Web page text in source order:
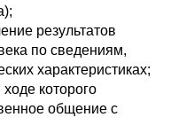
результатов
по сведениям,
характеристиках;
которого
общение с